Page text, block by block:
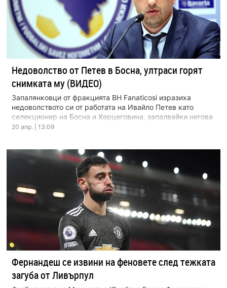
Недоволство от Петев в Босна, ултраси горят
снимката му (ВИДЕО)
Запалянковци от фракцията BH Fanaticosi изразиха
недоволството си от работата на Ивайло Петев като
селекционер на Босна и Херцеговина, запалвайки негова
снимка. Българинът […]
20 апр. | 13:09
Фернандеш се извини на феновете след тежката
загуба от Ливърпул